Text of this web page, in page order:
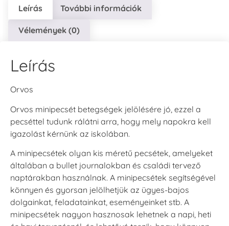
Leírás További információk
Vélemények (0)
Leírás
Orvos
Orvos minipecsét betegségek jelölésére jó, ezzel a
pecséttel tudunk rálátni arra, hogy mely napokra kell
igazolást kérnünk az iskolában.
A minipecsétek olyan kis méretű pecsétek, amelyeket
általában a bullet journalokban és családi tervező
naptárakban használnak. A minipecsétek segítségével
könnyen és gyorsan jelölhetjük az ügyes-bajos
dolgainkat, feladatainkat, eseményeinket stb. A
minipecsétek nagyon hasznosak lehetnek a napi, heti